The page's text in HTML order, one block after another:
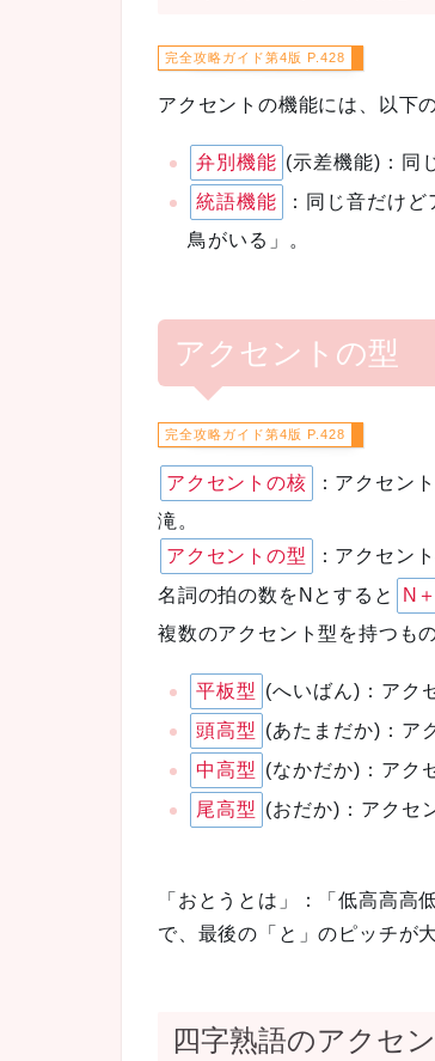
428
アクセントの機能には、以下
弁別機能 (示差機能)：同
統語機能
：同じ音だけ
鳥がいる」。
アクセントの型
428
アクセントの核
：アクセン
滝。
アクセントの型
：アクセン
名詞の拍の数をNとすると
N
複数のアクセント型を持つも
平板型 (へいばん)：アク
頭高型 (あたまだか)：ア
中高型 (なかだか)：アク
尾高型 (おだか)：アクセ
「おとうとは」：「低高高高
で、最後の「と」のピッチが
四字熟語のアクセ